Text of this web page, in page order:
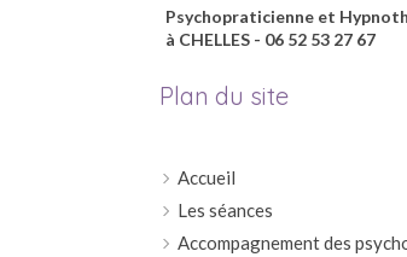
Psychopraticienne et
à CHELLES - 06 52 53 27 67
Plan du site
Accueil
Les séances
Accompagnement des